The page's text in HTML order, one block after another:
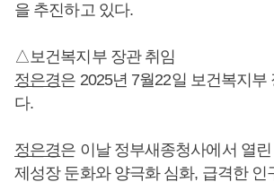
을 추진하고 있다.
△보건복지부 장관 취임
정은경은 2025년 7월22일 보건복지부
다.
정은경은 이날 정부새종청사에서 열
제성장 둔화와 양극화 심화, 급격한 인